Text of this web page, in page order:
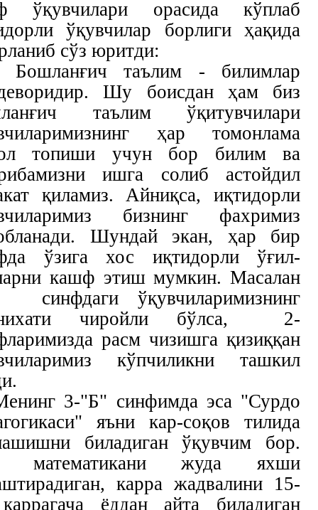
ўқувчилари орасида кўплаб
ўқувчилар борлиги ҳақида
сўз юритди:
Бошланғич таълим - билимлар
Шу боисдан ҳам биз
таълим ўқитувчилари
ҳар томонлама
топиши учун бор билим ва
ишга солиб астойдил
қиламиз. Айниқса, иқтидорли
бизнинг фахримиз
Шундай экан, ҳар бир
ўзига хос иқтидорли ўғил-
кашф этиш мумкин. Масалан
ўқувчиларимизнинг
чиройли бўлса, 2-
расм чизишга қизиққан
кўпчиликни ташкил
3-"Б" синфимда эса "Сурдо
яъни кар-соқов тилида
биладиган ўқувчим бор.
математикани жуда яхши
карра жадвалини 15-
ёддан айта биладиган